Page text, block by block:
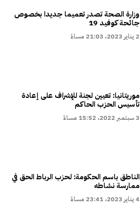
وزارة الصحة تصدر تعميما جديدا بخصوص
جائحة كوفيد 19
2 يناير 2023، 21:03 مساءً
موريتانيا: تعيين لجنة للإشراف على إعادة
تأسيس الحزب الحاكم
3 سبتمبر 2022، 15:52 مساءً
الناطق باسم الحكومة: لحزب الرباط الحق في
ممارسة نشاطه
4 يناير 2023، 23:41 مساءً